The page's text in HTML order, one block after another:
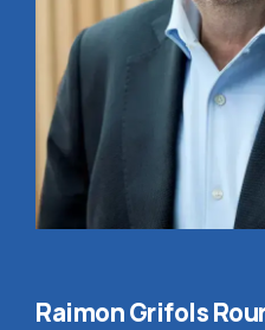
Raimon Grifols